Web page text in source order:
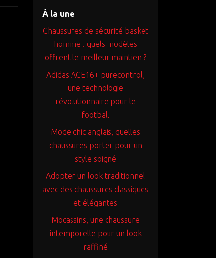
À la une
Chaussures de sécurité basket
homme : quels modèles
offrent le meilleur maintien ?
Adidas ACE16+ purecontrol,
une technologie
révolutionnaire pour le
football
Mode chic anglais, quelles
chaussures porter pour un
style soigné
Adopter un look traditionnel
avec des chaussures classiques
et élégantes
Mocassins, une chaussure
intemporelle pour un look
raffiné